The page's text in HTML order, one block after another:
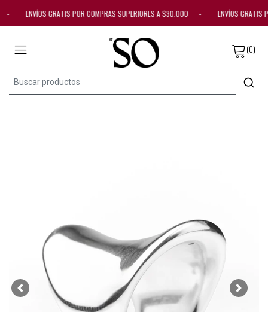
- ENVÍOS GRATIS POR COMPRAS SUPERIORES A $30.000 - ENVÍOS
(0)
Previous Next